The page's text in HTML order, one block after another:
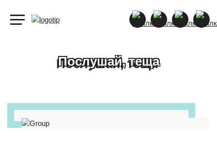
Послушай, теща